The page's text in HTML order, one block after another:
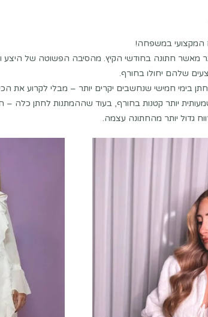
המקצועי במשפחה!
מאשר חתונה בחודשי הקיץ. מהסיבה הפשוטה של היצע
שלהם יחולו בחורף.
בימי חמישי שנחשבים יקרים יותר – מבלי לקרוע את
יותר קטנות בחורף, בעוד שההמתנות לחתן כלה –
גדול יותר מהחתונה עצמה.